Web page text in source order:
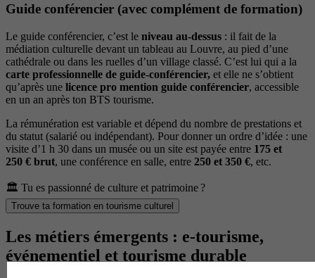
Guide conférencier (avec complément de formation)
Le guide conférencier, c’est le niveau au-dessus : il fait de la
médiation culturelle devant un tableau au Louvre, au pied d’une
cathédrale ou dans les ruelles d’un village classé. C’est lui qui a la
carte professionnelle de guide-conférencier, et elle ne s’obtient
qu’après une licence pro mention guide conférencier, accessible
en un an après ton BTS tourisme.
La rémunération est variable et dépend du nombre de prestations et
du statut (salarié ou indépendant). Pour donner un ordre d’idée : une
visite d’1 h 30 dans un musée ou un site est payée entre 175 et
250 € brut, une conférence en salle, entre 250 et 350 €, etc.
🏛️ Tu es passionné de culture et patrimoine ?
Trouve ta formation en tourisme culturel
Les métiers émergents : e-tourisme,
événementiel et tourisme durable